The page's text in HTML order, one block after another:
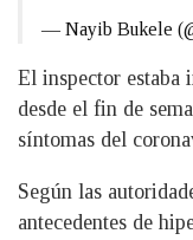
— Nayib Bukele
El inspector estaba
desde el fin de
síntomas del
Según las
antecedentes de